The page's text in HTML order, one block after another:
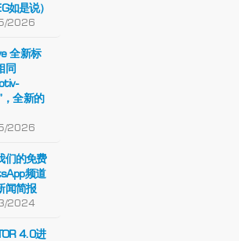
如是说）
2026
全新标
同
全新的
2026
们的免费
频道
闻简报
2024
4.0进